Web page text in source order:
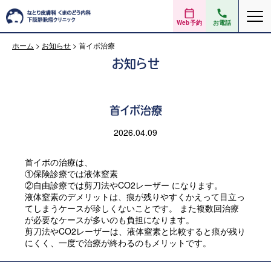
Web予約 お電話
ホーム > お知らせ > 首イボ治療
お知らせ
首イボ治療
2026.04.09
首イボの治療は、
①保険診療では液体窒素
②自由診療では剪刀法やCO2レーザー になります。
液体窒素のデメリットは、痕が残りやすくかえって目立っ
てしまうケースが珍しくないことです。 また複数回治療
が必要なケースが多いのも負担になります。
剪刀法やCO2レーザーは、液体窒素と比較すると痕が残り
にくく、一度で治療が終わるのもメリットです。